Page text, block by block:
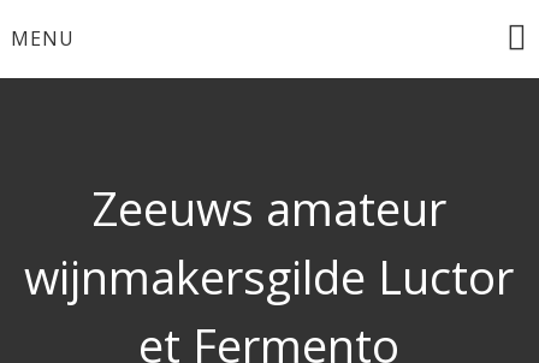
naar
MENU
Zeeuws amateur
wijnmakersgilde Luctor
et Fermento